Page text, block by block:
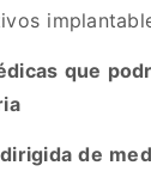
que
de